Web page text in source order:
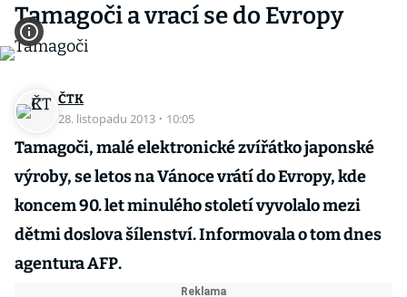
Tamagoči a vrací se do Evropy
ČTK
28. listopadu 2013 · 10:05
Tamagoči, malé elektronické zvířátko japonské
výroby, se letos na Vánoce vrátí do Evropy, kde
koncem 90. let minulého století vyvolalo mezi
dětmi doslova šílenství. Informovala o tom dnes
agentura AFP.